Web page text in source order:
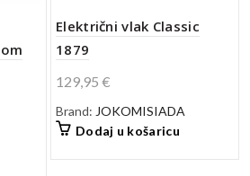
Električni vlak Classic
1879
129,95€
Brand: JOKOMISIADA
Dodaj u košaricu